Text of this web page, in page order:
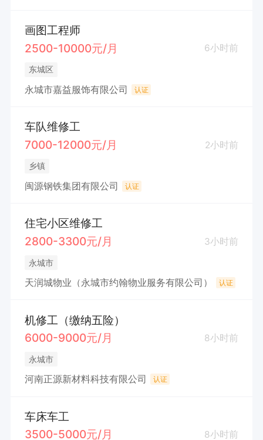
画图工程师
2500-10000元/月
6小时前
东城区
永城市嘉益服饰有限公司 认证
车队维修工
7000-12000元/月
2小时前
乡镇
闽源钢铁集团有限公司 认证
住宅小区维修工
2800-3300元/月
3小时前
永城市
天润城物业（永城市约翰物业服务有限公司） 认证
机修工（缴纳五险）
6000-9000元/月
8小时前
永城市
河南正源新材料科技有限公司 认证
车床车工
3500-5000元/月
8小时前